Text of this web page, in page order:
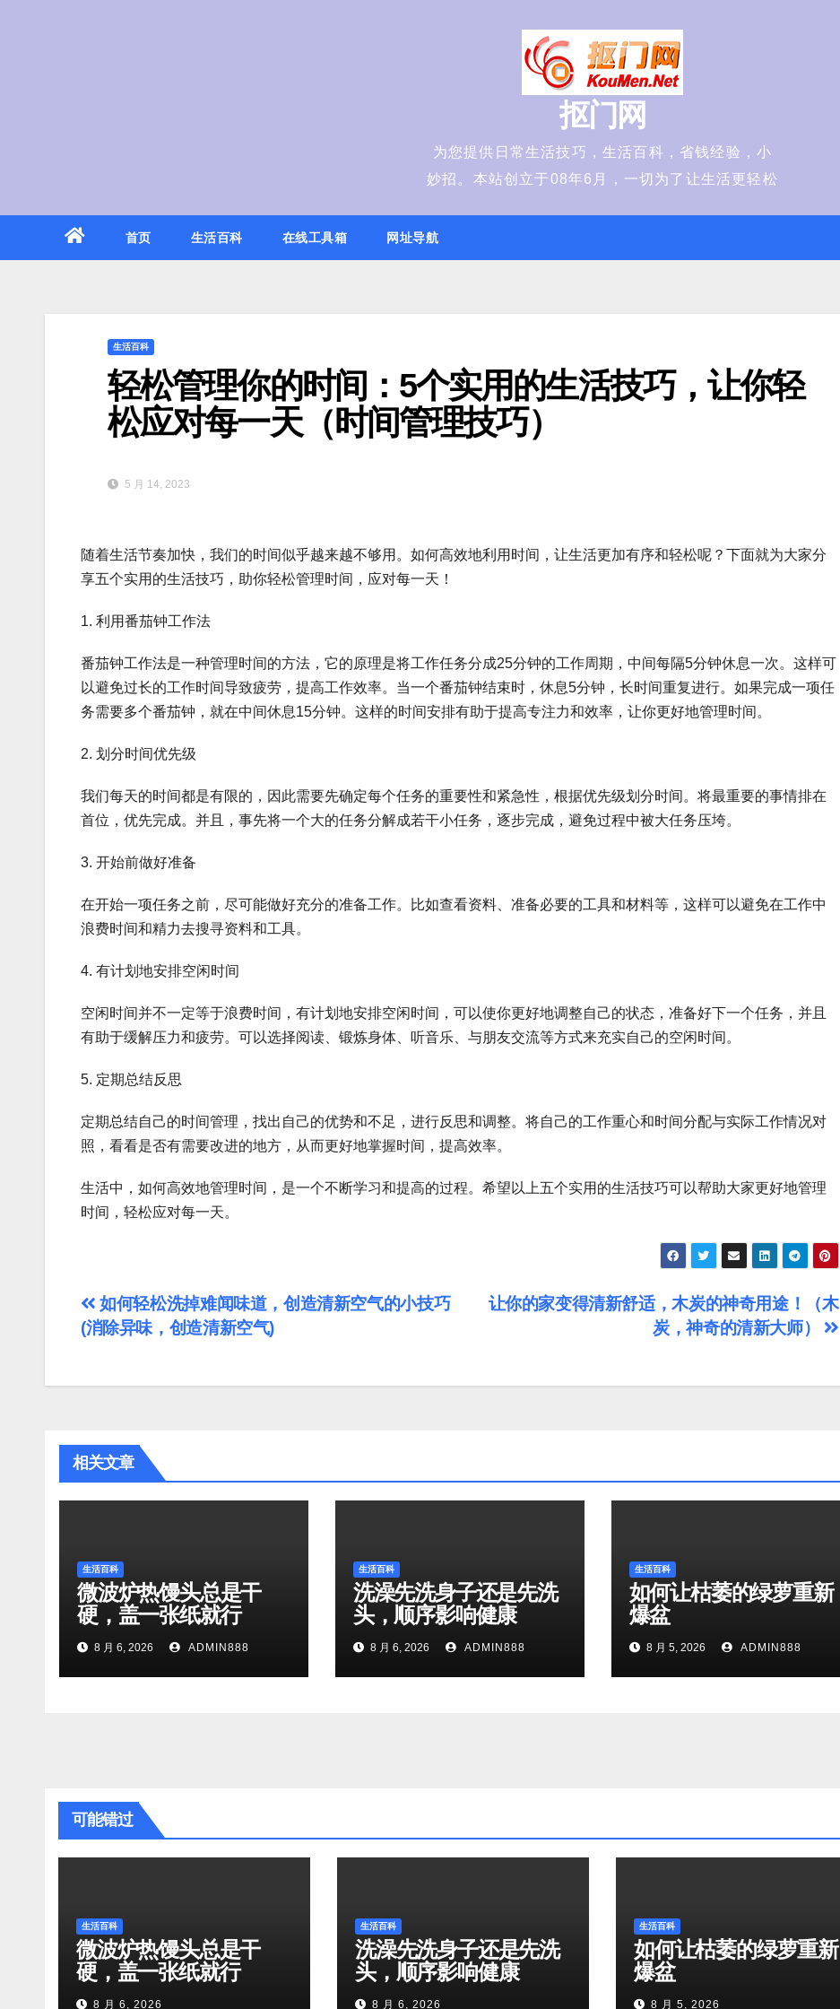
抠门网
为您提供日常生活技巧，生活百科，省钱经验，小
妙招。本站创立于08年6月，一切为了让生活更轻松
首页 生活百科 在线工具箱 网址导航
生活百科
轻松管理你的时间：5个实用的生活技巧，让你轻
松应对每一天（时间管理技巧）
5 月 14, 2023
随着生活节奏加快，我们的时间似乎越来越不够用。如何高效地利用时间，让生活更加有序和轻松呢？下面就为大家分
享五个实用的生活技巧，助你轻松管理时间，应对每一天！
1. 利用番茄钟工作法
番茄钟工作法是一种管理时间的方法，它的原理是将工作任务分成25分钟的工作周期，中间每隔5分钟休息一次。这样可
以避免过长的工作时间导致疲劳，提高工作效率。当一个番茄钟结束时，休息5分钟，长时间重复进行。如果完成一项任
务需要多个番茄钟，就在中间休息15分钟。这样的时间安排有助于提高专注力和效率，让你更好地管理时间。
2. 划分时间优先级
我们每天的时间都是有限的，因此需要先确定每个任务的重要性和紧急性，根据优先级划分时间。将最重要的事情排在
首位，优先完成。并且，事先将一个大的任务分解成若干小任务，逐步完成，避免过程中被大任务压垮。
3. 开始前做好准备
在开始一项任务之前，尽可能做好充分的准备工作。比如查看资料、准备必要的工具和材料等，这样可以避免在工作中
浪费时间和精力去搜寻资料和工具。
4. 有计划地安排空闲时间
空闲时间并不一定等于浪费时间，有计划地安排空闲时间，可以使你更好地调整自己的状态，准备好下一个任务，并且
有助于缓解压力和疲劳。可以选择阅读、锻炼身体、听音乐、与朋友交流等方式来充实自己的空闲时间。
5. 定期总结反思
定期总结自己的时间管理，找出自己的优势和不足，进行反思和调整。将自己的工作重心和时间分配与实际工作情况对
照，看看是否有需要改进的地方，从而更好地掌握时间，提高效率。
生活中，如何高效地管理时间，是一个不断学习和提高的过程。希望以上五个实用的生活技巧可以帮助大家更好地管理
时间，轻松应对每一天。
文
章
导
让你的家变得清新舒适，木炭的神奇用途！（木
炭，神奇的清新大师）
如何轻松洗掉难闻味道，创造清新空气的小技巧
(消除异味，创造清新空气)
相关文章
生活百科
微波炉热馒头总是干
硬，盖一张纸就行
8 月 6, 2026 ADMIN888
生活百科
洗澡先洗身子还是先洗
头，顺序影响健康
8 月 6, 2026 ADMIN888
生活百科
如何让枯萎的绿萝重新
爆盆
8 月 5, 2026 ADMIN888
可能错过
生活百科
微波炉热馒头总是干
硬，盖一张纸就行
8 月 6, 2026
生活百科
洗澡先洗身子还是先洗
头，顺序影响健康
8 月 6, 2026
生活百科
如何让枯萎的绿萝重新
爆盆
8 月 5, 2026